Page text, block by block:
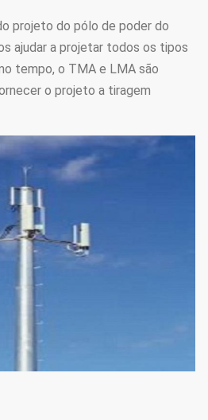
projeto do pólo de poder do
ajudar a projetar todos os tipos
tempo, o TMA e LMA são
o projeto a tiragem